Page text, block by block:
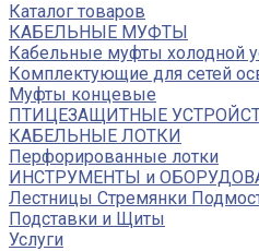
Каталог товаров
КАБЕЛЬНЫЕ МУФТЫ
Кабельные муфты холодной
Комплектующие для сетей
Муфты концевые
ПТИЦЕЗАЩИТНЫЕ
КАБЕЛЬНЫЕ ЛОТКИ
Перфорированные лотки
ИНСТРУМЕНТЫ и
Лестницы Стремянки
Подставки и Щиты
Услуги